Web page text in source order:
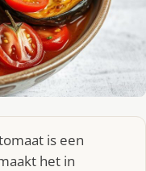
is een
het in